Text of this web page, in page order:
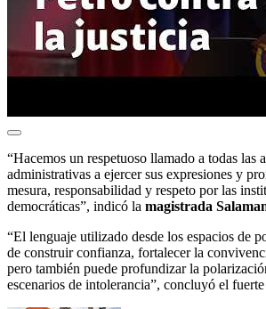
“Hacemos un respetuoso llamado a todas las
administrativas a ejercer sus expresiones y
mesura, responsabilidad y respeto por las
democráticas”, indicó la magistrada
“El lenguaje utilizado desde los espacios de
de construir confianza, fortalecer la
pero también puede profundizar la
escenarios de intolerancia”, concluyó el